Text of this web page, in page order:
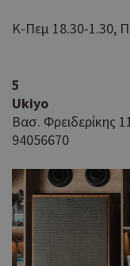
Κ-Πεμ 18.30-1.30,
5
Ukiyo
Βασ. Φρειδερίκης
94056670